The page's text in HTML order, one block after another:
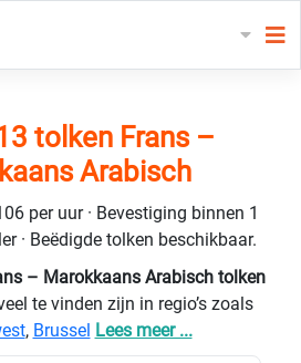
tolken Frans –
Arabisch
per uur · Bevestiging binnen 1
· Beëdigde tolken beschikbaar.
– Marokkaans Arabisch tolken
te vinden zijn in regio’s zoals
, Brussel Lees meer ...